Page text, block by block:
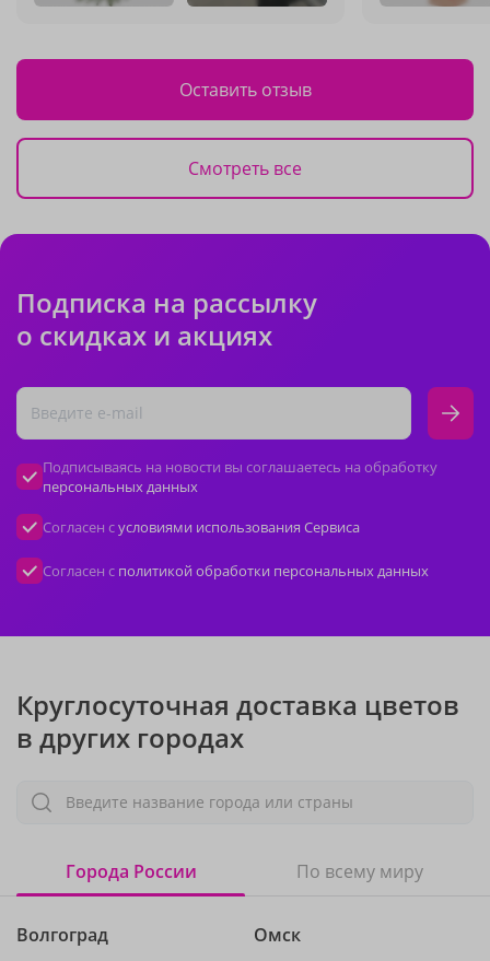
Оставить отзыв
Смотреть все
Подписка на рассылку
о скидках и акциях
Подписываясь на новости вы соглашаетесь на обработку
персональных данных
Согласен сусловиями использования Сервиса
Согласен с политикой обработки персональных данных
Круглосуточная доставка цветов
в других городах
Введите название города или страны
Города России По всему миру
Волгоград
Омск